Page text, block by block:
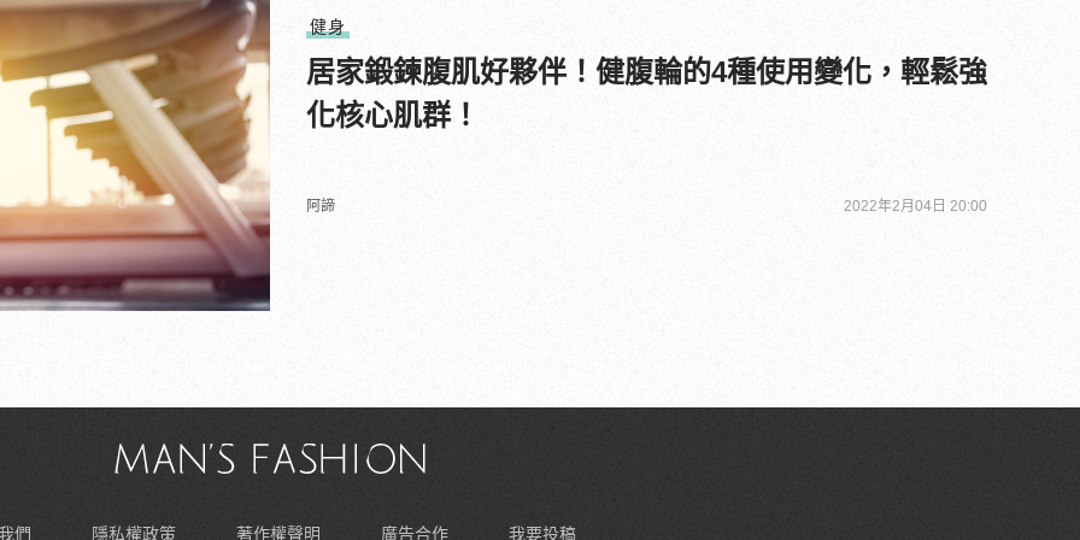
健身
居家鍛鍊腹肌好夥伴！健腹輪的4種使用變化，輕鬆強
化核心肌群！
阿諦 2022年2月04日 20:00
們 隱私權政策 著作權聲明 廣告合作 我要投稿